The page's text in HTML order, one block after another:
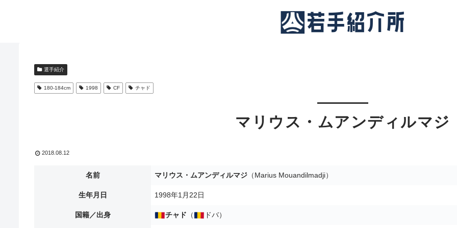
選手紹介
180-184cm 1998 CF チャド
マリウス・ムアンディルマジ
2018.08.12
名前 マリウス・ムアンディルマジ （Marius Mouandilmadji）
生年月日 1998年1月22日
国籍／出身 チャド （ ドバ）